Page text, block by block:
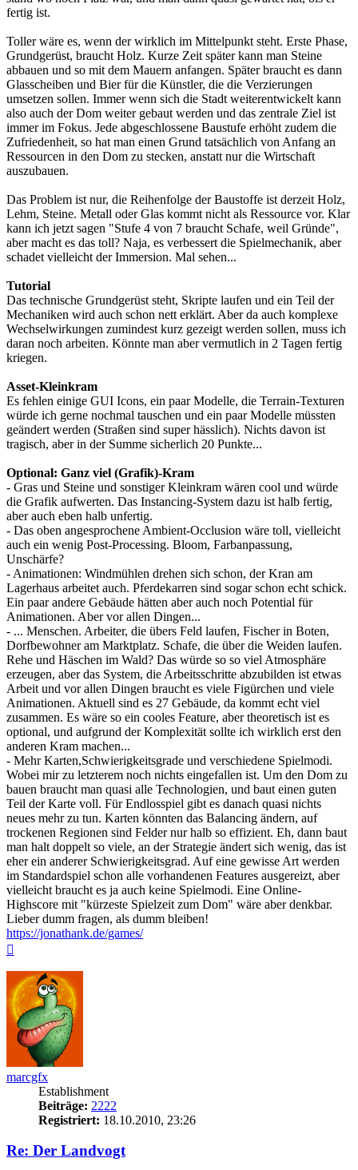
fertig ist.
Toller wäre es, wenn der wirklich im Mittelpunkt steht. Erste Phase,
Grundgerüst, braucht Holz. Kurze Zeit später kann man Steine
abbauen und so mit dem Mauern anfangen. Später braucht es dann
Glasscheiben und Bier für die Künstler, die die Verzierungen
umsetzen sollen. Immer wenn sich die Stadt weiterentwickelt kann
also auch der Dom weiter gebaut werden und das zentrale Ziel ist
immer im Fokus. Jede abgeschlossene Baustufe erhöht zudem die
Zufriedenheit, so hat man einen Grund tatsächlich von Anfang an
Ressourcen in den Dom zu stecken, anstatt nur die Wirtschaft
auszubauen.
Das Problem ist nur, die Reihenfolge der Baustoffe ist derzeit Holz,
Lehm, Steine. Metall oder Glas kommt nicht als Ressource vor. Klar
kann ich jetzt sagen "Stufe 4 von 7 braucht Schafe, weil Gründe",
aber macht es das toll? Naja, es verbessert die Spielmechanik, aber
schadet vielleicht der Immersion. Mal sehen...
Tutorial
Das technische Grundgerüst steht, Skripte laufen und ein Teil der
Mechaniken wird auch schon nett erklärt. Aber da auch komplexe
Wechselwirkungen zumindest kurz gezeigt werden sollen, muss ich
daran noch arbeiten. Könnte man aber vermutlich in 2 Tagen fertig
kriegen.
Asset-Kleinkram
Es fehlen einige GUI Icons, ein paar Modelle, die Terrain-Texturen
würde ich gerne nochmal tauschen und ein paar Modelle müssten
geändert werden (Straßen sind super hässlich). Nichts davon ist
tragisch, aber in der Summe sicherlich 20 Punkte...
Optional: Ganz viel (Grafik)-Kram
- Gras und Steine und sonstiger Kleinkram wären cool und würde
die Grafik aufwerten. Das Instancing-System dazu ist halb fertig,
aber auch eben halb unfertig.
- Das oben angesprochene Ambient-Occlusion wäre toll, vielleicht
auch ein wenig Post-Processing. Bloom, Farbanpassung,
Unschärfe?
- Animationen: Windmühlen drehen sich schon, der Kran am
Lagerhaus arbeitet auch. Pferdekarren sind sogar schon echt schick.
Ein paar andere Gebäude hätten aber auch noch Potential für
Animationen. Aber vor allen Dingen...
- ... Menschen. Arbeiter, die übers Feld laufen, Fischer in Boten,
Dorfbewohner am Marktplatz. Schafe, die über die Weiden laufen.
Rehe und Häschen im Wald? Das würde so so viel Atmosphäre
erzeugen, aber das System, die Arbeitsschritte abzubilden ist etwas
Arbeit und vor allen Dingen braucht es viele Figürchen und viele
Animationen. Aktuell sind es 27 Gebäude, da kommt echt viel
zusammen. Es wäre so ein cooles Feature, aber theoretisch ist es
optional, und aufgrund der Komplexität sollte ich wirklich erst den
anderen Kram machen...
- Mehr Karten,Schwierigkeitsgrade und verschiedene Spielmodi.
Wobei mir zu letzterem noch nichts eingefallen ist. Um den Dom zu
bauen braucht man quasi alle Technologien, und baut einen guten
Teil der Karte voll. Für Endlosspiel gibt es danach quasi nichts
neues mehr zu tun. Karten könnten das Balancing ändern, auf
trockenen Regionen sind Felder nur halb so effizient. Eh, dann baut
man halt doppelt so viele, an der Strategie ändert sich wenig, das ist
eher ein anderer Schwierigkeitsgrad. Auf eine gewisse Art werden
im Standardspiel schon alle vorhandenen Features ausgereizt, aber
vielleicht braucht es ja auch keine Spielmodi. Eine Online-
Highscore mit "kürzeste Spielzeit zum Dom" wäre aber denkbar.
Lieber dumm fragen, als dumm bleiben!
https://jonathank.de/games/
marcgfx
Establishment
Beiträge: 2222
Registriert: 18.10.2010, 23:26
Re: Der Landvogt